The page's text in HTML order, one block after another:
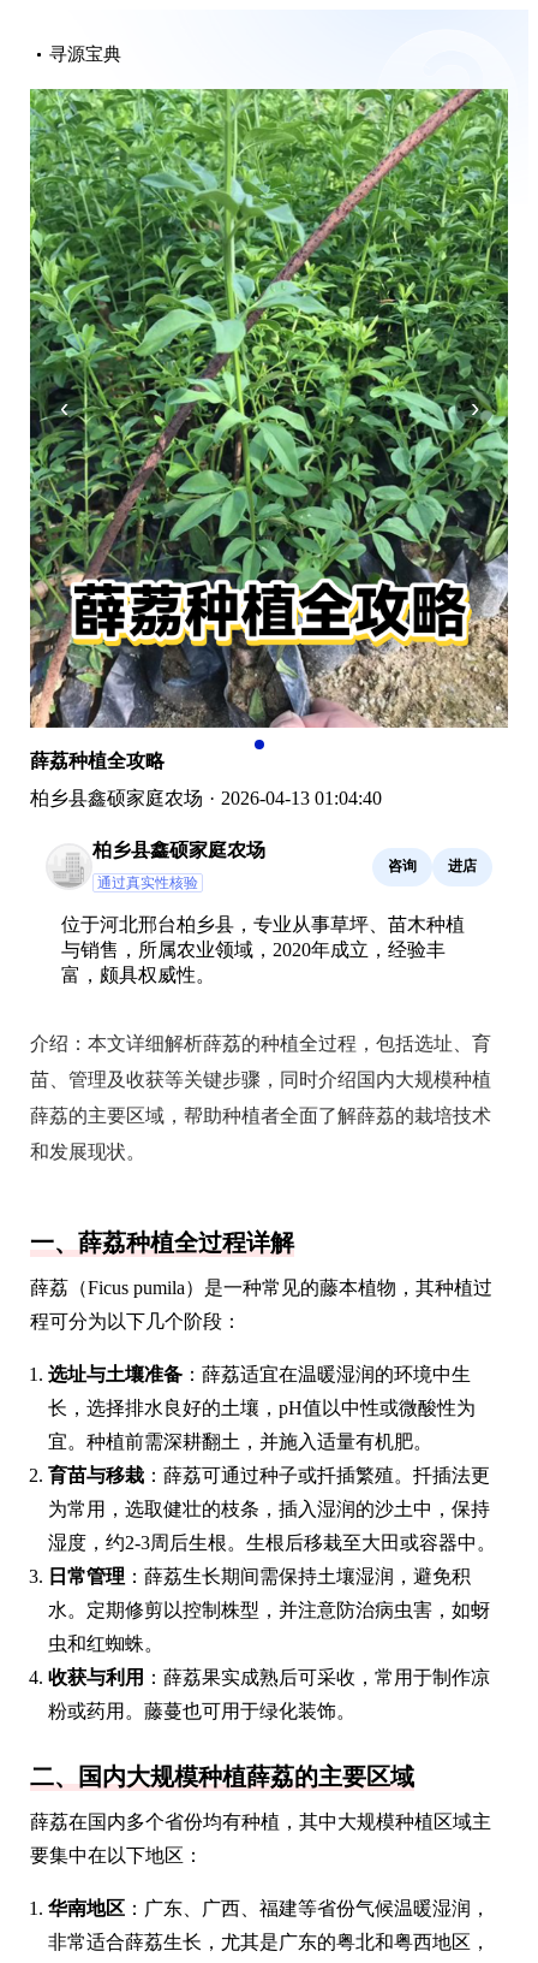
寻源宝典
‹ ›
薛荔种植全攻略
柏乡县鑫硕家庭农场 · 2026-04-13 01:04:40
柏乡县鑫硕家庭农场
通过真实性核验
咨询 进店
位于河北邢台柏乡县，专业从事草坪、苗木种植
与销售，所属农业领域，2020年成立，经验丰
富，颇具权威性。
介绍： 本文详细解析薛荔的种植全过程，包括选址、育
苗、管理及收获等关键步骤，同时介绍国内大规模种植
薛荔的主要区域，帮助种植者全面了解薛荔的栽培技术
和发展现状。
一、薛荔种植全过程详解
薛荔（Ficus pumila）是一种常见的藤本植物，其种植过
程可分为以下几个阶段：
选址与土壤准备 ：薛荔适宜在温暖湿润的环境中生
长，选择排水良好的土壤，pH值以中性或微酸性为
宜。种植前需深耕翻土，并施入适量有机肥。
育苗与移栽 ：薛荔可通过种子或扦插繁殖。扦插法更
为常用，选取健壮的枝条，插入湿润的沙土中，保持
湿度，约2-3周后生根。生根后移栽至大田或容器中。
日常管理 ：薛荔生长期间需保持土壤湿润，避免积
水。定期修剪以控制株型，并注意防治病虫害，如蚜
虫和红蜘蛛。
收获与利用 ：薛荔果实成熟后可采收，常用于制作凉
粉或药用。藤蔓也可用于绿化装饰。
二、国内大规模种植薛荔的主要区域
薛荔在国内多个省份均有种植，其中大规模种植区域主
要集中在以下地区：
华南地区 ：广东、广西、福建等省份气候温暖湿润，
非常适合薛荔生长，尤其是广东的粤北和粤西地区，